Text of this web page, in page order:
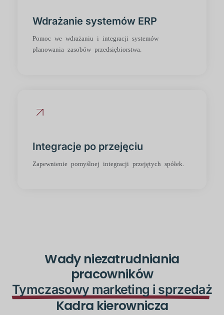
Wdrażanie systemów ERP
Pomoc we wdrażaniu i integracji systemów
planowania zasobów przedsiębiorstwa.
Integracje po przejęciu
Zapewnienie pomyślnej integracji przejętych spółek.
Wady niezatrudniania
pracowników
Tymczasowy marketing i sprzedaż
Kadra kierownicza